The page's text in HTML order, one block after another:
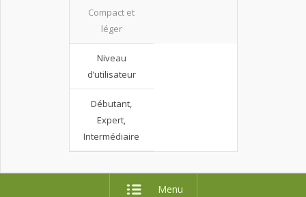
Compact et
léger
Niveau
d’utilisateur
Débutant,
Expert,
Intermédiaire
Menu